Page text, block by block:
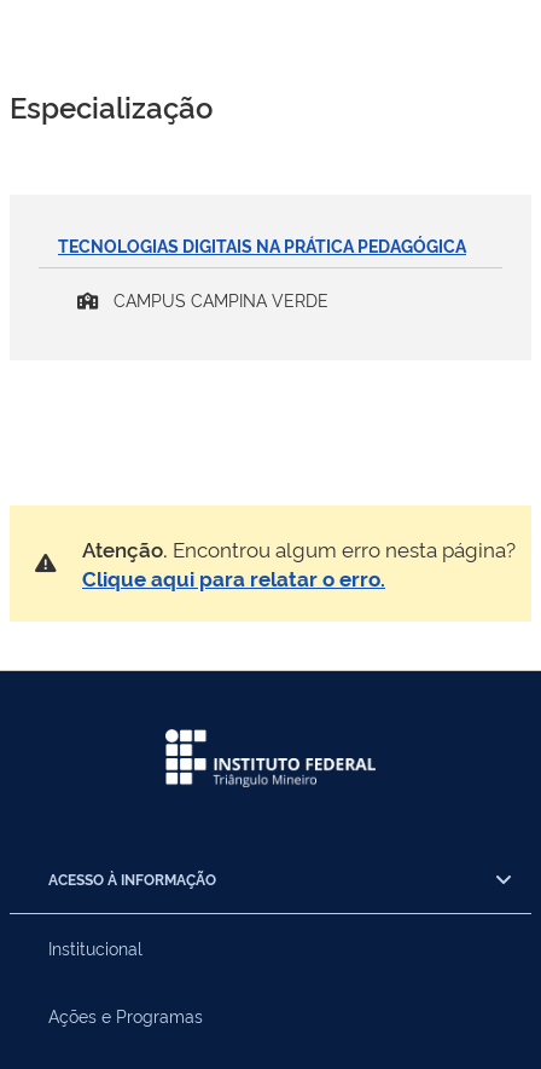
Especialização
TECNOLOGIAS DIGITAIS NA PRÁTICA PEDAGÓGICA
CAMPUS CAMPINA VERDE
Atenção. Encontrou algum erro nesta página?
Clique aqui para relatar o erro.
ACESSO À INFORMAÇÃO
Institucional
Ações e Programas